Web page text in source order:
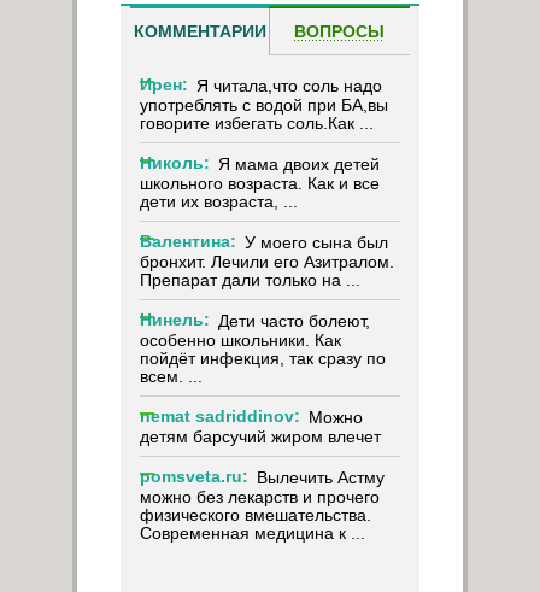
КОММЕНТАРИИ ВОПРОСЫ
Ирен: Я читала,что соль надо
употреблять с водой при БА,вы
говорите избегать соль.Как ...
Николь: Я мама двоих детей
школьного возраста. Как и все
дети их возраста, ...
Валентина: У моего сына был
бронхит. Лечили его Азитралом.
Препарат дали только на ...
Нинель: Дети часто болеют,
особенно школьники. Как
пойдёт инфекция, так сразу по
всем. ...
nemat sadriddinov: Можно
детям барсучий жиром влечет
pomsveta.ru: Вылечить Астму
можно без лекарств и прочего
физического вмешательства.
Современная медицина к ...